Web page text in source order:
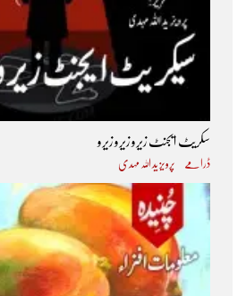
سکریٹ ایجنٹ زیرو زیرو زیرو
ڈرامے پرویز ید اللہ مہدی